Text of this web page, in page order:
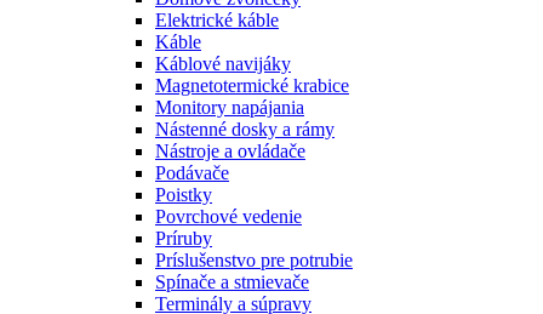
Elektrické káble
Káble
Káblové navijáky
Magnetotermické krabice
Monitory napájania
Nástenné dosky a rámy
Nástroje a ovládače
Podávače
Poistky
Povrchové vedenie
Príruby
Príslušenstvo pre potrubie
Spínače a stmievače
Terminály a súpravy